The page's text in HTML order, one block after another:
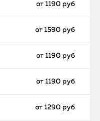
от 1190 руб
от 1590 руб
от 1190 руб
от 1190 руб
от 1290 руб